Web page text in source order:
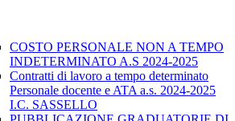
COSTO PERSONALE NON A TEMPO
INDETERMINATO A.S 2024-2025
Contratti di lavoro a tempo determinato
Personale docente e ATA a.s. 2024-2025
I.C. SASSELLO